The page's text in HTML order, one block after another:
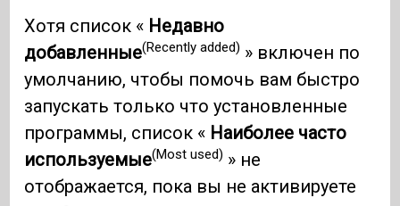
Хотя список « Недавно
добавленные(Recently added) » включен по
умолчанию, чтобы помочь вам быстро
запускать только что установленные
программы, список « Наиболее часто
используемые(Most used) » не
отображается, пока вы не активируете